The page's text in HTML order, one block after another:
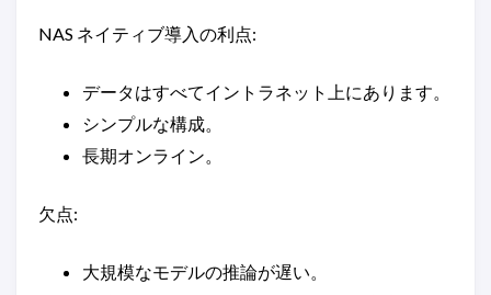
NAS ネイティブ導入の利点:
データはすべてイントラネット上にあります。
シンプルな構成。
長期オンライン。
欠点:
大規模なモデルの推論が遅い。